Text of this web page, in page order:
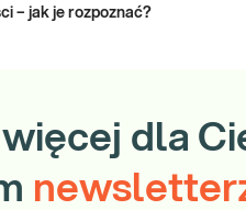
– jak je rozpoznać?
dla